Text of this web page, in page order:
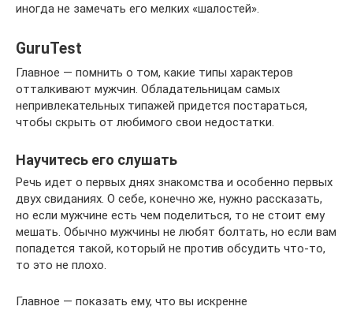
иногда не замечать его мелких «шалостей».
GuruTest
Главное — помнить о том, какие типы характеров
отталкивают мужчин. Обладательницам самых
непривлекательных типажей придется постараться,
чтобы скрыть от любимого свои недостатки.
Научитесь его слушать
Речь идет о первых днях знакомства и особенно первых
двух свиданиях. О себе, конечно же, нужно рассказать,
но если мужчине есть чем поделиться, то не стоит ему
мешать. Обычно мужчины не любят болтать, но если вам
попадется такой, который не против обсудить что-то,
то это не плохо.
Главное — показать ему, что вы искренне